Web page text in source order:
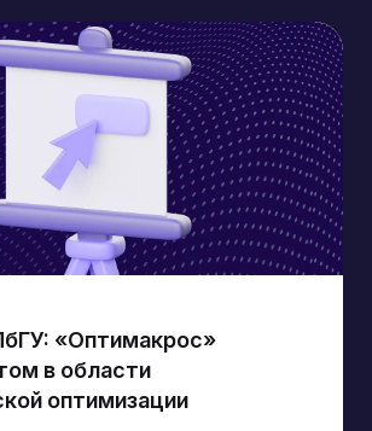
«Оптимакрос»
в области
оптимизации